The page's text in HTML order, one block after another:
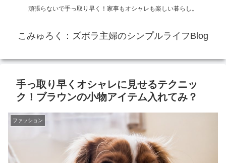
頑張らないで手っ取り早く！家事もオシャレも楽しい暮らし。
こみゅろく：ズボラ主婦のシンプルライフBlog
手っ取り早くオシャレに見せるテクニッ
ク！ブラウンの小物アイテム入れてみ？
ファッション